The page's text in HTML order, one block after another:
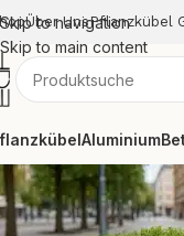
Skip to navigation
Skip to main content
Über UnsPflanzkübel
Aluminium